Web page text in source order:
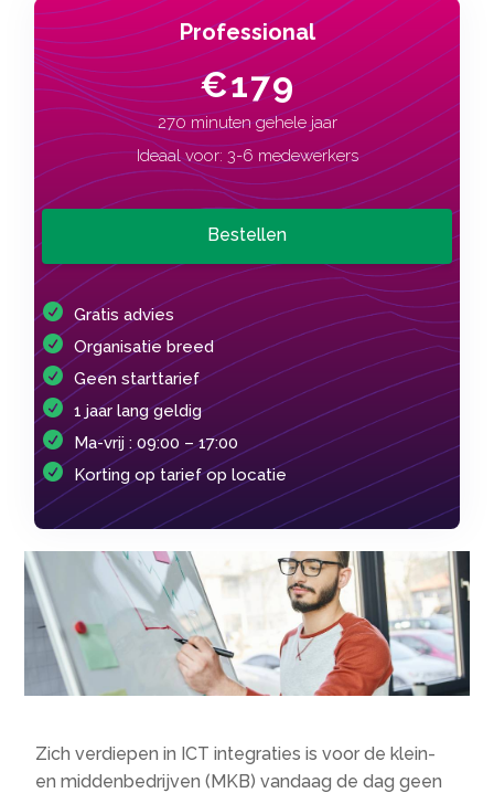
Professional
€179
270 minuten gehele jaar
Ideaal voor: 3-6 medewerkers
Bestellen
Gratis advies
Organisatie breed
Geen starttarief
1 jaar lang geldig
Ma-vrij : 09:00 – 17:00
Korting op tarief op locatie
Zich verdiepen in ICT integraties is voor de klein-
en middenbedrijven (MKB) vandaag de dag geen